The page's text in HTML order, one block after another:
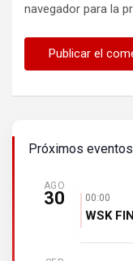
navegador para la
Próximos eventos
AGO
30 00:00
WSK